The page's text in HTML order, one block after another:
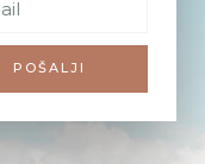
POŠALJI